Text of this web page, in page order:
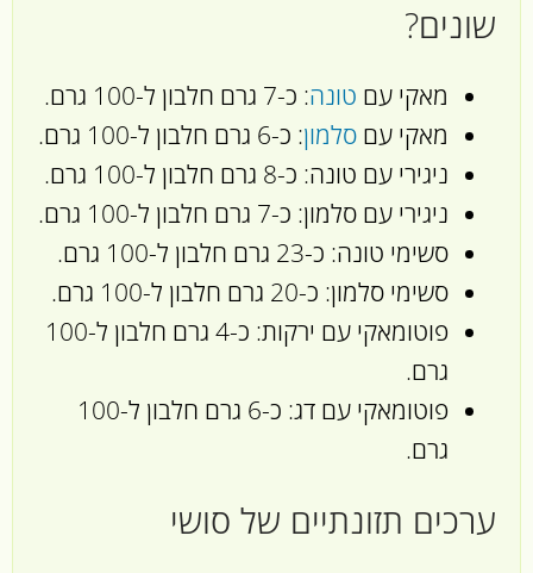
שונים?
מאקי עם טונה: כ-7 גרם חלבון ל-100 גרם.
מאקי עם סלמון: כ-6 גרם חלבון ל-100 גרם.
ניגירי עם טונה: כ-8 גרם חלבון ל-100 גרם.
ניגירי עם סלמון: כ-7 גרם חלבון ל-100 גרם.
סשימי טונה: כ-23 גרם חלבון ל-100 גרם.
סשימי סלמון: כ-20 גרם חלבון ל-100 גרם.
פוטומאקי עם ירקות: כ-4 גרם חלבון ל-100
גרם.
פוטומאקי עם דג: כ-6 גרם חלבון ל-100
גרם.
ערכים תזונתיים של סושי